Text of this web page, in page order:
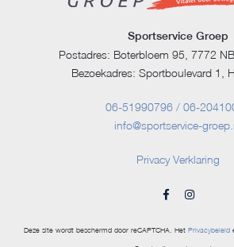
Sportservice Groep
Postadres: Boterbloem 95, 7772
Bezoekadres: Sportboulevard 1,
06-51990796 / 06-
info@sportservice-
Privacy Verklaring
Deze site wordt beschermd door reCAPTCHA. Het Privacybeleid